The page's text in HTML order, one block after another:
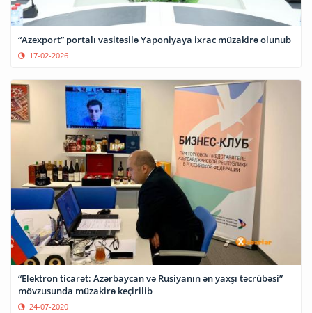
“Azexport” portalı vasitəsilə Yaponiyaya ixrac müzakirə olunub
17-02-2026
“Elektron ticarət: Azərbaycan və Rusiyanın ən yaxşı təcrübəsi”
mövzusunda müzakirə keçirilib
24-07-2020